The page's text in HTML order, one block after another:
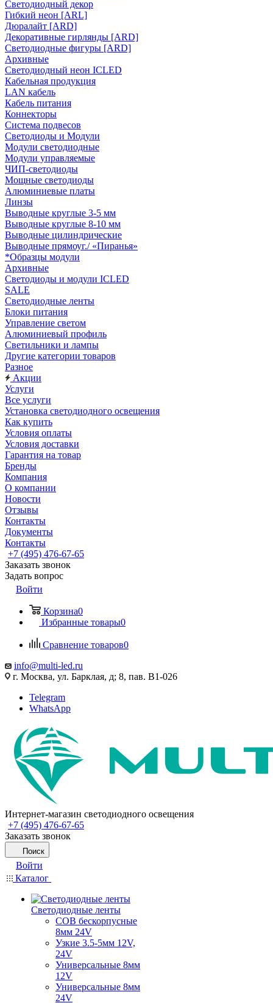
Светодиодный декор
Гибкий неон [ARL]
Дюралайт [ARD]
Декоративные гирлянды [ARD]
Светодиодные фигуры [ARD]
Архивные
Светодиодный неон ICLED
Кабельная продукция
LAN кабель
Кабель питания
Коннекторы
Система подвесов
Светодиоды и Модули
Модули светодиодные
Модули управляемые
ЧИП-светодиоды
Мощные светодиоды
Алюминиевые платы
Линзы
Выводные круглые 3-5 мм
Выводные круглые 8-10 мм
Выводные цилиндрические
Выводные прямоуг./ «Пиранья»
*Образцы модули
Архивные
Светодиоды и модули ICLED
SALE
Светодиодные ленты
Блоки питания
Управление светом
Алюминиевый профиль
Светильники и лампы
Другие категории товаров
Разное
Акции
Услуги
Все услуги
Установка светодиодного освещения
Как купить
Условия оплаты
Условия доставки
Гарантия на товар
Бренды
Компания
О компании
Новости
Отзывы
Контакты
Документы
Контакты
+7 (495) 476-67-65
Заказать звонок
Задать вопрос
Войти
Корзина0
Избранные товары0
Сравнение товаров0
info@multi-led.ru
г. Москва, ул. Барклая, д; 8, пав. B1-026
Telegram
WhatsApp
Интернет-магазин светодиодного освещения
+7 (495) 476-67-65
Заказать звонок
Поиск
Войти
Каталог
Светодиодные ленты
COB бескорпусные
8мм 24V
Узкие 3.5-5мм 12V,
24V
Универсальные 8мм
12V
Универсальные 8мм
24V